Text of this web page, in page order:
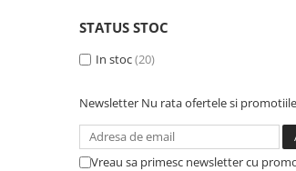
STATUS STOC
In stoc(20)
Newsletter Nu rata ofertele si
Vreau sa primesc newsletter cu